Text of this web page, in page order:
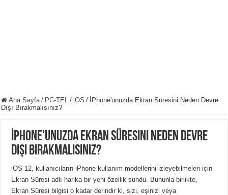
Ana Sayfa / PC-TEL / iOS / İPhone'unuzda Ekran Süresini Neden Devre
Dışı Bırakmalısınız?
İPhone'unuzda Ekran Süresini Neden Devre
Dışı Bırakmalısınız?
iOS 12, kullanıcıların iPhone kullanım modellerini izleyebilmeleri için
Ekran Süresi adlı harika bir yeni özellik sundu. Bununla birlikte,
Ekran Süresi bilgisi o kadar derindir ki, sizi, eşinizi veya